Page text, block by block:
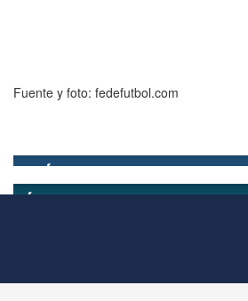
Fuente y foto: fedefutbol.com